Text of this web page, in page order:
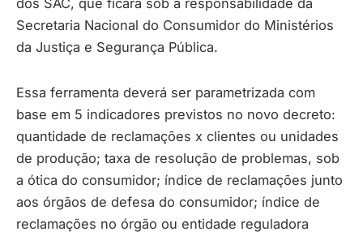
Secretaria Nacional do Consumidor do Ministérios
da Justiça e Segurança Pública.
Essa ferramenta deverá ser parametrizada com
base em 5 indicadores previstos no novo decreto:
quantidade de reclamações x clientes ou unidades
de produção; taxa de resolução de problemas, sob
a ótica do consumidor; índice de reclamações junto
aos órgãos de defesa do consumidor; índice de
reclamações no órgão ou entidade reguladora